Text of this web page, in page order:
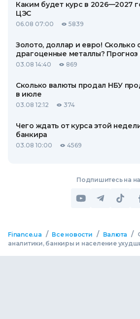
Каким будет курс в 2026—2027
ЦЭС
06.08 07:00 5839
Золото, доллар и евро! Сколько
драгоценные металлы?
03.08 14:40 869
Сколько валюты продал НБУ
в июле
03.08 12:12 374
Чего ждать от курса этой
банкира
03.08 10:00 4569
Подпишитесь на
Finance.ua / Все новости / Валюта /
аналитики, банкиры и население